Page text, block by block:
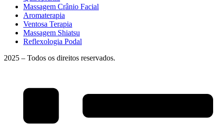
Massagem Crânio Facial
Aromaterapia
Ventosa Terapia
Massagem Shiatsu
Reflexologia Podal
2025 – Todos os direitos reservados.